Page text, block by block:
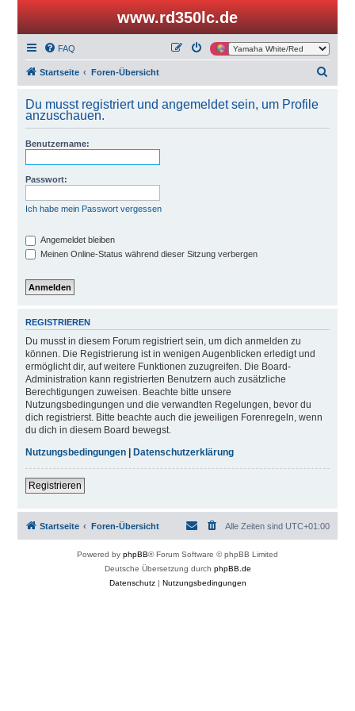
www.rd350lc.de
FAQ
Startseite Foren-Übersicht
h
Du musst registriert und angemeldet sein, um Profile
anzuschauen.
Benutzername:
Passwort:
Ich habe mein Passwort vergessen
Angemeldet bleiben
Meinen Online-Status während dieser Sitzung verbergen
REGISTRIEREN
Du musst in diesem Forum registriert sein, um dich anmelden zu
können. Die Registrierung ist in wenigen Augenblicken erledigt und
ermöglicht dir, auf weitere Funktionen zuzugreifen. Die Board-
Administration kann registrierten Benutzern auch zusätzliche
Berechtigungen zuweisen. Beachte bitte unsere
Nutzungsbedingungen und die verwandten Regelungen, bevor du
dich registrierst. Bitte beachte auch die jeweiligen Forenregeln, wenn
du dich in diesem Board bewegst.
Nutzungsbedingungen| Datenschutzerklärung
Registrieren
Startseite Foren-Übersicht Alle Zeiten sind UTC+01:00
Powered by phpBB® Forum Software © phpBB Limited
Deutsche Übersetzung durch phpBB.de
Datenschutz| Nutzungsbedingungen